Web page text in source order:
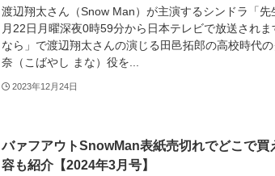
渡辺翔太さん（Snow Man）が主演するシンドラ「
月22日月曜深夜0時59分から日本テレビで放送され
なら」で渡辺翔太さんの演じる田邑拓郎の高校時代
奈（こばやし まな）役を...
2023年12月24日
バァフアウトSnowMan表紙売切れでどこで買
容も紹介【2024年3月号】